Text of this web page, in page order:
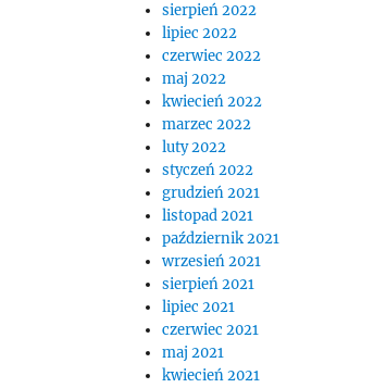
sierpień 2022
lipiec 2022
czerwiec 2022
maj 2022
kwiecień 2022
marzec 2022
luty 2022
styczeń 2022
grudzień 2021
listopad 2021
październik 2021
wrzesień 2021
sierpień 2021
lipiec 2021
czerwiec 2021
maj 2021
kwiecień 2021